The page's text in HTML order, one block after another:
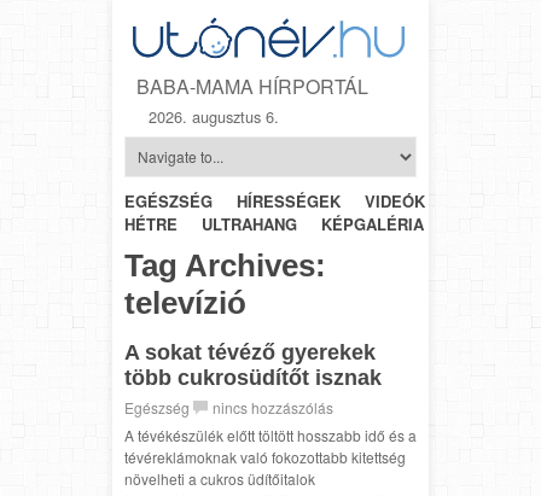
BABA-MAMA HÍRPORTÁL
2026. augusztus 6.
EGÉSZSÉG HÍRESSÉGEK VIDEÓK
HÉTRŐL-
HÉTRE
ULTRAHANG KÉPGALÉRIA
Tag Archives:
televízió
A sokat tévéző gyerekek
több cukrosüdítőt isznak
Egészség
nincs hozzászólás
A tévékészülék előtt töltött hosszabb idő és a
tévéreklámoknak való fokozottabb kitettség
növelheti a cukros üdítőitalok